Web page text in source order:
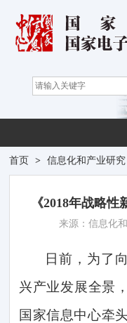
首页 > 信息化和产业研究
《2018年战略
来源：信息化
日前，为了
兴产业发展全景
国家信息中心牵